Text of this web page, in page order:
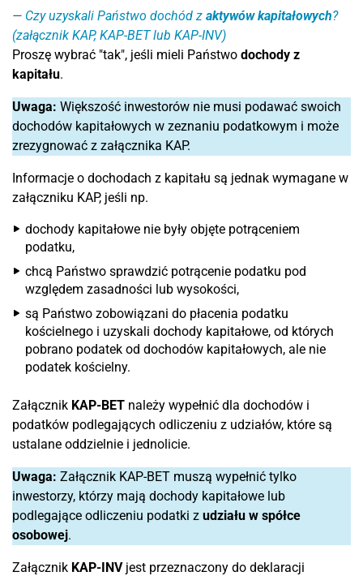
Czy uzyskali Państwo dochód z aktywów kapitałowych?
(załącznik KAP, KAP-BET lub KAP-INV)
Proszę wybrać "tak", jeśli mieli Państwo dochody z
kapitału.
Uwaga: Większość inwestorów nie musi podawać swoich
dochodów kapitałowych w zeznaniu podatkowym i może
zrezygnować z załącznika KAP.
Informacje o dochodach z kapitału są jednak wymagane w
załączniku KAP, jeśli np.
dochody kapitałowe nie były objęte potrąceniem
podatku,
chcą Państwo sprawdzić potrącenie podatku pod
względem zasadności lub wysokości,
są Państwo zobowiązani do płacenia podatku
kościelnego i uzyskali dochody kapitałowe, od których
pobrano podatek od dochodów kapitałowych, ale nie
podatek kościelny.
Załącznik KAP-BET należy wypełnić dla dochodów i
podatków podlegających odliczeniu z udziałów, które są
ustalane oddzielnie i jednolicie.
Uwaga: Załącznik KAP-BET muszą wypełnić tylko
inwestorzy, którzy mają dochody kapitałowe lub
podlegające odliczeniu podatki z udziału w spółce
osobowej.
Załącznik KAP-INVjest przeznaczony do deklaracji